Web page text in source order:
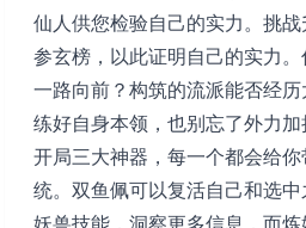
仙人供您检验自己的实力。挑
参玄榜，以此证明自己的实力
一路向前？构筑的流派能否经
练好自身本领，也别忘了外力加
开局三大神器，每一个都会给
统。双鱼佩可以复活自己和选